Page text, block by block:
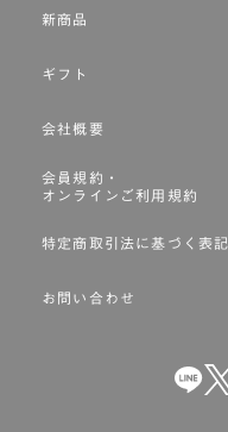
新商品
ギフト
会社概要
会員規約・
オンラインご利用規約
特定商取引法に基づく表記
お問い合わせ